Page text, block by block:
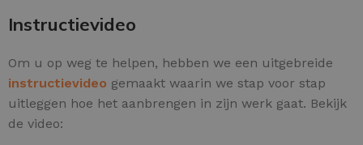
Instructievideo
Om u op weg te helpen, hebben we een uitgebreide
instructievideo gemaakt waarin we stap voor stap
uitleggen hoe het aanbrengen in zijn werk gaat. Bekijk
de video: